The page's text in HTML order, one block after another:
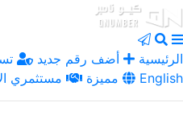
الرئيسية أضف رقم جديد
مميزة
مستثمري English